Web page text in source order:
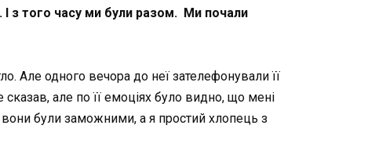
І з того часу ми були разом. Ми почали
Але одного вечора до неї зателефонували її
але по її емоціях було видно, що мені
вони були заможними, а я простий хлопець з